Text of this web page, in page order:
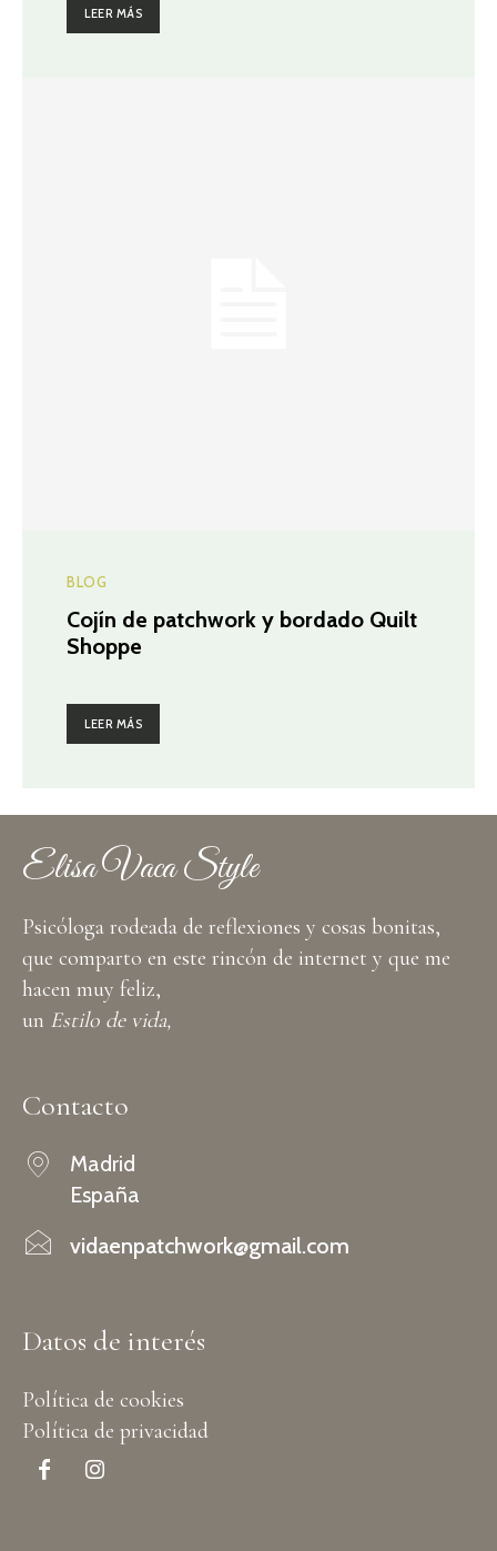
LEER MÁS
BLOG
Cojín de patchwork y bordado Quilt
Shoppe
LEER MÁS
Elisa Vaca Style
Psicóloga rodeada de reflexiones y cosas bonitas,
que comparto en este rincón de internet y que me
hacen muy feliz,
un Estilo de vida,
Contacto
Madrid
España
vidaenpatchwork@gmail.com
Datos de interés
Política de cookies
Política de privacidad